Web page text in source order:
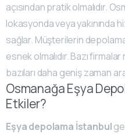
açısından pratik olmalıdır.
lokasyonda veya yakınında
sağlar. Müşterilerin
esnek olmalıdır. Bazı
bazıları daha geniş zaman
Osmanağa Eşya
Etkiler?
Eşya depolama İstanbul